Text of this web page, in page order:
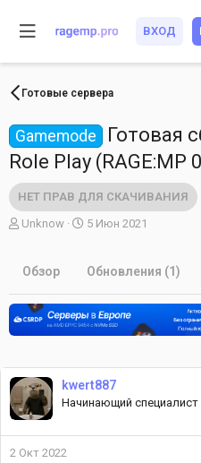
ВХОД
Готовые сервера
Gamemode
Готовая
Role Play (RAGE:MP
НЕТ ПРАВ ДЛЯ СКАЧИВАНИЯ
А
о
т
е
м
Unknow
Д
а
а
ч
а
а
5 Июн 2021
Обзор Обновления (1)
kwert887
Начинающий специалист
2 Окт 2022